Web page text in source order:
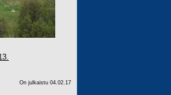
On julkaistu 04.02.17